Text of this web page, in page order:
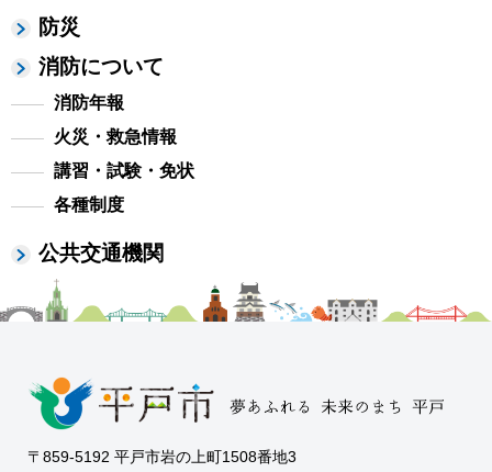
防災
消防について
消防年報
火災・救急情報
講習・試験・免状
各種制度
公共交通機関
〒859-5192 平戸市岩の上町1508番地3